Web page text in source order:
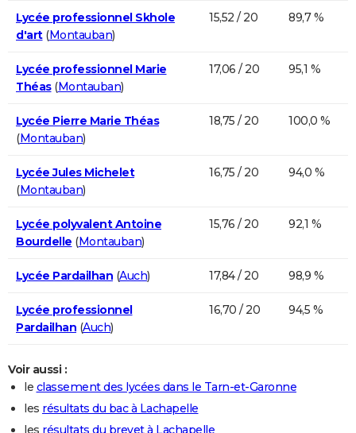
Lycée professionnel Skhole
d'art(Montauban)
15,52 / 20 89,7 %
Lycée professionnel Marie
Théas(Montauban)
17,06 / 20 95,1 %
Lycée Pierre Marie Théas
(Montauban)
18,75 / 20 100,0 %
Lycée Jules Michelet
(Montauban)
16,75 / 20 94,0 %
Lycée polyvalent Antoine
Bourdelle (Montauban)
15,76 / 20 92,1 %
Lycée Pardailhan (Auch) 17,84 / 20 98,9 %
Lycée professionnel
Pardailhan (Auch)
16,70 / 20 94,5 %
Voir aussi :
le classement des lycées dans le Tarn-et-Garonne
les résultats du bac à Lachapelle
les résultats du brevet à Lachapelle